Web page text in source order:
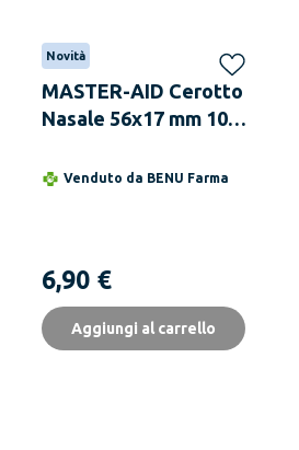
Novità
MASTER-AID Cerotto
Nasale 56x17 mm 10
Venduto da BENU Farma
6,90 €
Aggiungi al carrello